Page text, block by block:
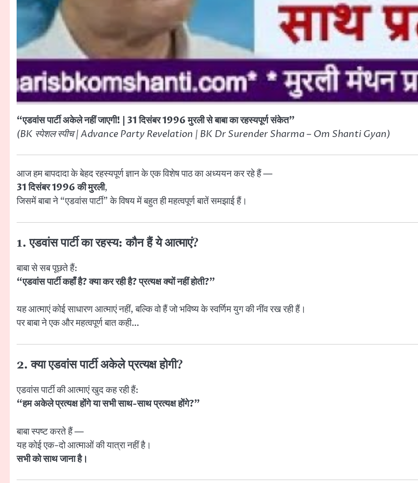
“एडवांस पार्टी अकेले नहीं जाएगी! | 31 दिसंबर 1996 मुरली से बाबा का रहस्यपूर्ण संकेत”
(BK स्पेशल स्पीच | Advance Party Revelation | BK Dr Surender Sharma – Om Shanti Gyan)
आज हम बापदादा के बेहद रहस्यपूर्ण ज्ञान के एक विशेष पाठ का अध्ययन कर रहे हैं —
31 दिसंबर 1996 की मुरली,
जिसमें बाबा ने “एडवांस पार्टी” के विषय में बहुत ही महत्वपूर्ण बातें समझाई हैं।
1. एडवांस पार्टी का रहस्य: कौन हैं ये आत्माएं?
बाबा से सब पूछते हैं:
“एडवांस पार्टी कहाँ है? क्या कर रही है? प्रत्यक्ष क्यों नहीं होती?”
यह आत्माएं कोई साधारण आत्माएं नहीं, बल्कि वो हैं जो भविष्य के स्वर्णिम युग की नींव रख रही हैं।
पर बाबा ने एक और महत्वपूर्ण बात कही…
2. क्या एडवांस पार्टी अकेले प्रत्यक्ष होगी?
एडवांस पार्टी की आत्माएं खुद कह रही हैं:
“हम अकेले प्रत्यक्ष होंगे या सभी साथ-साथ प्रत्यक्ष होंगे?”
बाबा स्पष्ट करते हैं —
यह कोई एक-दो आत्माओं की यात्रा नहीं है।
सभी को साथ जाना है।